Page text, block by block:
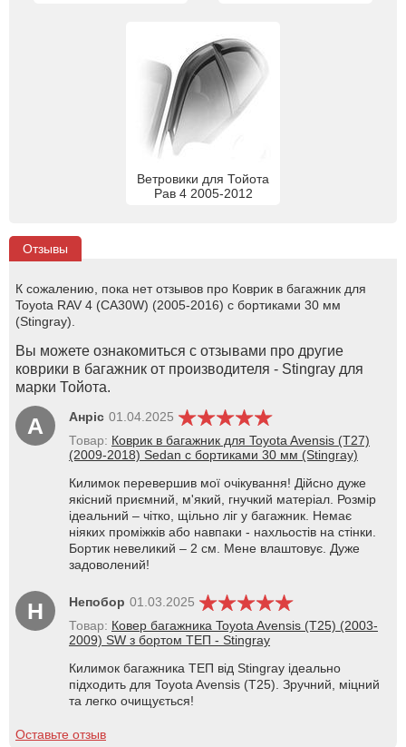
Ветровики для Тойота
Рав 4 2005-2012
Отзывы
К сожалению, пока нет отзывов про Коврик в багажник для
Toyota RAV 4 (CA30W) (2005-2016) с бортиками 30 мм
(Stingray).
Вы можете ознакомиться с отзывами про другие
коврики в багажник от производителя - Stingray для
марки Тойота.
А Анріс 01.04.2025
Товар: Коврик в багажник для Toyota Avensis (T27)
(2009-2018) Sedan с бортиками 30 мм (Stingray)
Килимок перевершив мої очікування! Дійсно дуже
якісний приємний, м'який, гнучкий матеріал. Розмір
ідеальний – чітко, щільно ліг у багажник. Немає
ніяких проміжків або навпаки - нахльостів на стінки.
Бортик невеликий – 2 см. Мене влаштовує. Дуже
задоволений!
Н Непобор 01.03.2025
Товар: Ковер багажника Toyota Avensis (T25) (2003-
2009) SW з бортом ТЕП - Stingray
Килимок багажника ТЕП від Stingray ідеально
підходить для Toyota Avensis (T25). Зручний, міцний
та легко очищується!
Оставьте отзыв